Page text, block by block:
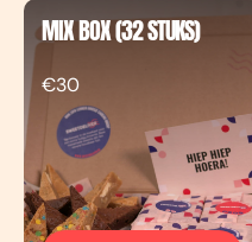
MIX BOX (32 STUKS)
€30